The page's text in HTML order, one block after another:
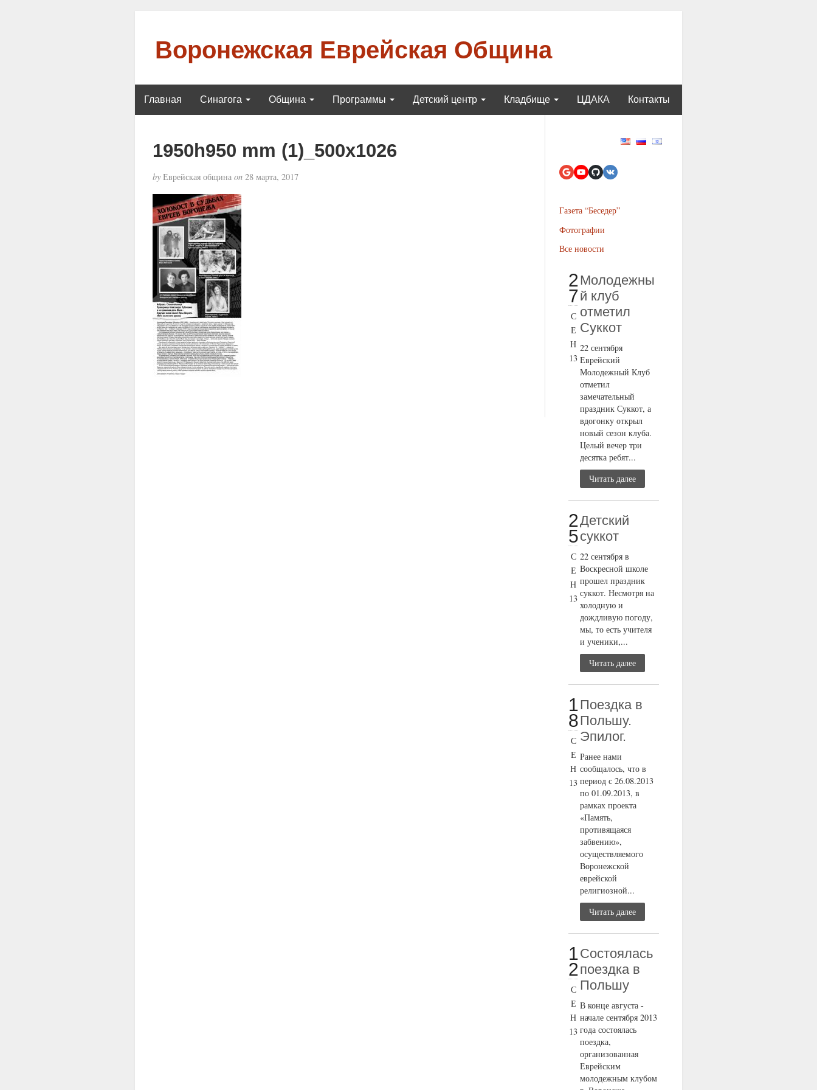
Воронежская Еврейская Община
Главная Синагога Община Программы Детский центр Кладбище ЦДАКА Контакты
1950h950 mm (1)_500x1026
byЕврейская община on28 марта, 2017
Газета “Беседер”
Фотографии
Все новости
2
7
С
Е
Н
13
Молодежны
й клуб
отметил
Суккот
22 сентября
Еврейский
Молодежный Клуб
отметил
замечательный
праздник Суккот, а
вдогонку открыл
новый сезон клуба.
Целый вечер три
десятка ребят...
Читать далее
2
5
С
Е
Н
13
Детский
суккот
22 сентября в
Воскресной школе
прошел праздник
суккот. Несмотря на
холодную и
дождливую погоду,
мы, то есть учителя
и ученики,...
Читать далее
1
8
С
Е
Н
13
Поездка в
Польшу.
Эпилог.
Ранее нами
сообщалось, что в
период с 26.08.2013
по 01.09.2013, в
рамках проекта
«Память,
противящаяся
забвению»,
осуществляемого
Воронежской
еврейской
религиозной...
Читать далее
1
2
С
Е
Н
13
Состоялась
поездка в
Польшу
В конце августа -
начале сентября 2013
года состоялась
поездка,
организованная
Еврейским
молодежным клубом